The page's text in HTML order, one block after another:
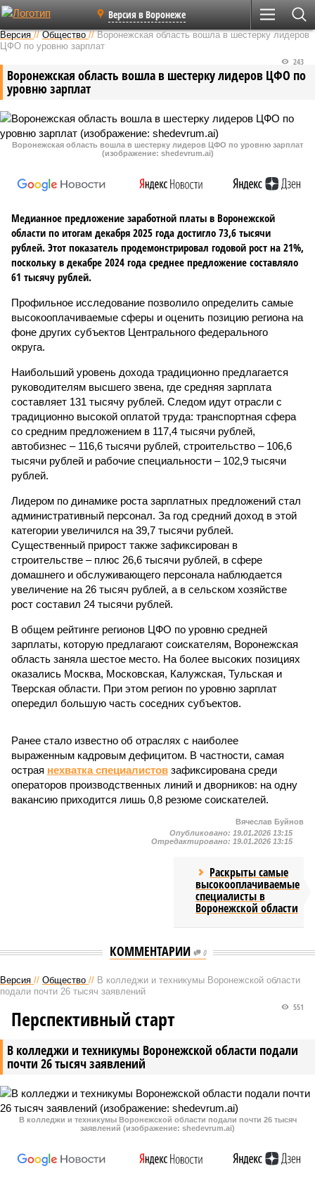
Версия в Воронеже
Версия //Общество //Воронежская область вошла в шестерку лидеров
ЦФО по уровню зарплат
Воронежская область вошла в шестерку лидеров ЦФО по
уровню зарплат
243
Воронежская область вошла в шестерку лидеров ЦФО по уровню зарплат
(изображение: shedevrum.ai)
Медианное предложение заработной платы в Воронежской
области по итогам декабря 2025 года достигло 73,6 тысячи
рублей. Этот показатель продемонстрировал годовой рост на 21%,
поскольку в декабре 2024 года среднее предложение составляло
61 тысячу рублей.
Профильное исследование позволило определить самые
высокооплачиваемые сферы и оценить позицию региона на
фоне других субъектов Центрального федерального
округа.
Наибольший уровень дохода традиционно предлагается
руководителям высшего звена, где средняя зарплата
составляет 131 тысячу рублей. Следом идут отрасли с
традиционно высокой оплатой труда: транспортная сфера
со средним предложением в 117,4 тысячи рублей,
автобизнес – 116,6 тысячи рублей, строительство – 106,6
тысячи рублей и рабочие специальности – 102,9 тысячи
рублей.
Лидером по динамике роста зарплатных предложений стал
административный персонал. За год средний доход в этой
категории увеличился на 39,7 тысячи рублей.
Существенный прирост также зафиксирован в
строительстве – плюс 26,6 тысячи рублей, в сфере
домашнего и обслуживающего персонала наблюдается
увеличение на 26 тысяч рублей, а в сельском хозяйстве
рост составил 24 тысячи рублей.
В общем рейтинге регионов ЦФО по уровню средней
зарплаты, которую предлагают соискателям, Воронежская
область заняла шестое место. На более высоких позициях
оказались Москва, Московская, Калужская, Тульская и
Тверская области. При этом регион по уровню зарплат
опередил большую часть соседних субъектов.
Ранее стало известно об отраслях с наиболее
выраженным кадровым дефицитом. В частности, самая
острая нехватка специалистов зафиксирована среди
операторов производственных линий и дворников: на одну
вакансию приходится лишь 0,8 резюме соискателей.
Вячеслав Буйнов
Опубликовано: 19.01.2026 13:15
Отредактировано: 19.01.2026 13:15
Раскрыты самые
высокооплачиваемые
специалисты в
Воронежской области
КОММЕНТАРИИ 0
Версия // Общество // В колледжи и техникумы Воронежской области
подали почти 26 тысяч заявлений
В колледжи и техникумы Воронежской области подали
почти 26 тысяч заявлений
551
Перспективный старт
В колледжи и техникумы Воронежской области подали почти 26 тысяч
заявлений (изображение: shedevrum.ai)